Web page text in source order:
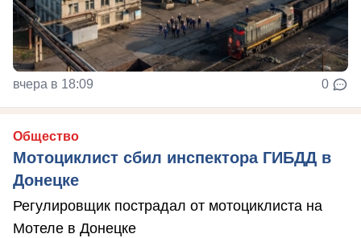
вчера в 18:09 0
Общество
Мотоциклист сбил инспектора ГИБДД в
Донецке
Регулировщик пострадал от мотоциклиста на
Мотеле в Донецке